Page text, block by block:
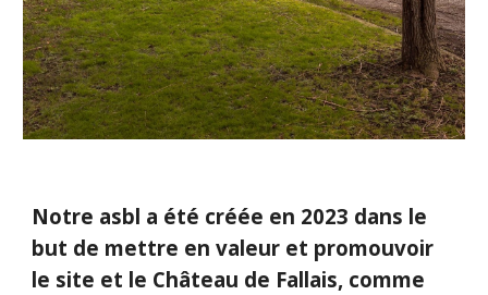
Notre asbl a été créée en 2023 dans le
but de mettre en valeur et promouvoir
le site et le Château de Fallais, comme